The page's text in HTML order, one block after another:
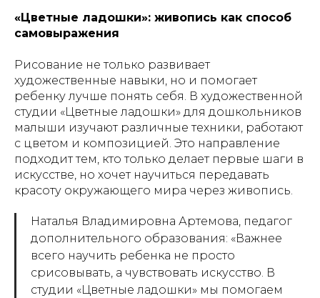
«Цветные ладошки»: живопись как способ
самовыражения
Рисование не только развивает
художественные навыки, но и помогает
ребенку лучше понять себя. В художественной
студии «Цветные ладошки» для дошкольников
малыши изучают различные техники, работают
с цветом и композицией. Это направление
подходит тем, кто только делает первые шаги в
искусстве, но хочет научиться передавать
красоту окружающего мира через живопись.
Наталья Владимировна Артемова, педагог
дополнительного образования: «Важнее
всего научить ребенка не просто
срисовывать, а чувствовать искусство. В
студии «Цветные ладошки» мы помогаем